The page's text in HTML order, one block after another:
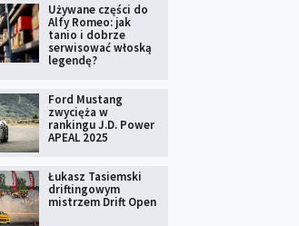
Używane części do
Alfy Romeo: jak
tanio i dobrze
serwisować włoską
legendę?
Ford Mustang
zwycięża w
rankingu J.D. Power
APEAL 2025
Łukasz Tasiemski
driftingowym
mistrzem Drift Open